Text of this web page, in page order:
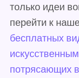
только идеи
перейти к
бесплатных
потрясающих